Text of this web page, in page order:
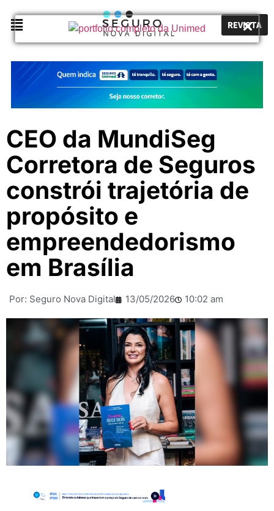
REVISTA
CEO da MundiSeg
Corretora de Seguros
constrói trajetória de
propósito e
empreendedorismo
em Brasília
Por: Seguro Nova Digital 13/05/2026 10:02 am